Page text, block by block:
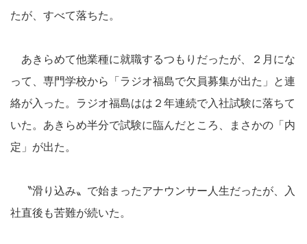
たが、すべて落ちた。
あきらめて他業種に就職するつもりだったが、２月にな
って、専門学校から「ラジオ福島で欠員募集が出た」と連
絡が入った。ラジオ福島はは２年連続で入社試験に落ちて
いた。あきらめ半分で試験に臨んだところ、まさかの「内
定」が出た。
〝滑り込み〟で始まったアナウンサー人生だったが、入
社直後も苦難が続いた。